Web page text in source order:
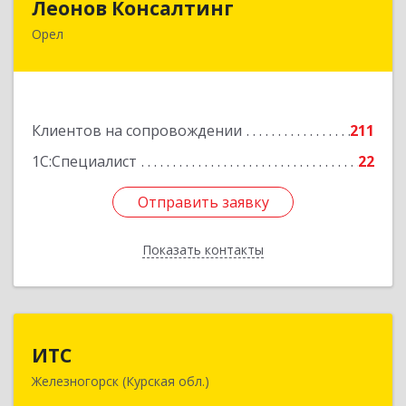
Леонов Консалтинг
Орел
Клиентов на сопровождении
211
1С:Специалист
22
Отправить заявку
Показать контакты
302030, Орловская обл, Орловский р-н, Орел г,
Отправить заявку
Назад
ИТС
Железногорск (Курская обл.)
307178, Курская обл, Железногорск г,